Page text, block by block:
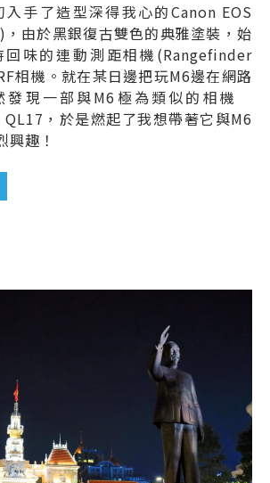
了造型深得我心的Canon EOS
由於黑銀復古雙色的典雅塗裝，始
味的連動測距相機(Rangefinder
相機。就在某日邊把玩M6邊在網路
發現一部與M6極為類似的相機
，於是燃起了我想帶著它與M6
興趣！